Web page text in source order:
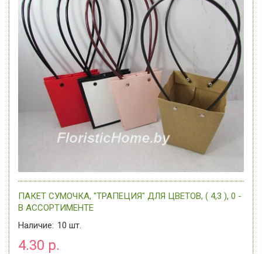
ПАКЕТ СУМОЧКА, "ТРАПЕЦИЯ" ДЛЯ ЦВЕТОВ, ( 4,3 ), 0 -
В АССОРТИМЕНТЕ
Наличие: 10 шт.
4.30 р.